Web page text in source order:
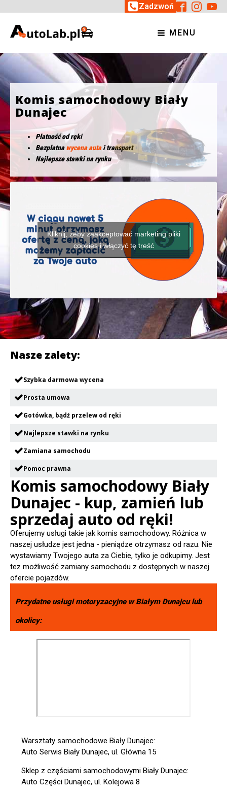
Zadzwoń
MENU
Komis samochodowy Biały
Dunajec
Płatność od ręki
Bezpłatnawycena autai transport
Najlepsze stawki na rynku
Kliknij, żeby zaakceptować marketing pliki
cookies i włączyć tę treść
Nasze zalety:
Szybka darmowa wycena
Prosta umowa
Gotówka, bądź przelew od ręki
Najlepsze stawki na rynku
Zamiana samochodu
Pomoc prawna
Komis samochodowy Biały
Dunajec - kup, zamień lub
sprzedaj auto od ręki!
Oferujemy usługi takie jak komis samochodowy. Różnica w
naszej usłudze jest jedna - pieniądze otrzymasz od razu. Nie
wystawiamy Twojego auta za Ciebie, tylko je odkupimy. Jest
tez możliwość zamiany samochodu z dostępnych w naszej
ofercie pojazdów.
Przydatne usługi motoryzacyjne wBiałym Dunajculub
okolicy:
Warsztaty samochodowe Biały Dunajec:
Auto Serwis Biały Dunajec, ul. Główna 15
Sklep z częściami samochodowymi Biały Dunajec:
Auto Części Dunajec, ul. Kolejowa 8